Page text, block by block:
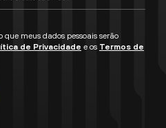
meus dados pessoais serão
de Privacidade e os Termos de